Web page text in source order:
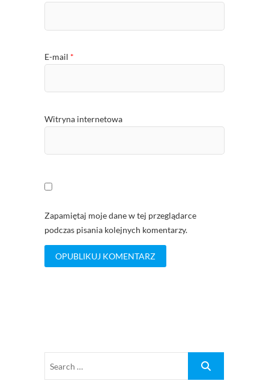
E-mail *
Witryna internetowa
Zapamiętaj moje dane w tej przeglądarce
podczas pisania kolejnych komentarzy.